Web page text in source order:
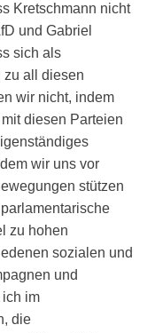
Kretschmann nicht
und Gabriel
sich als
zu all diesen
wir nicht, indem
diesen Parteien
wir uns vor
stützen
zu hohen
sozialen und
und
im
die